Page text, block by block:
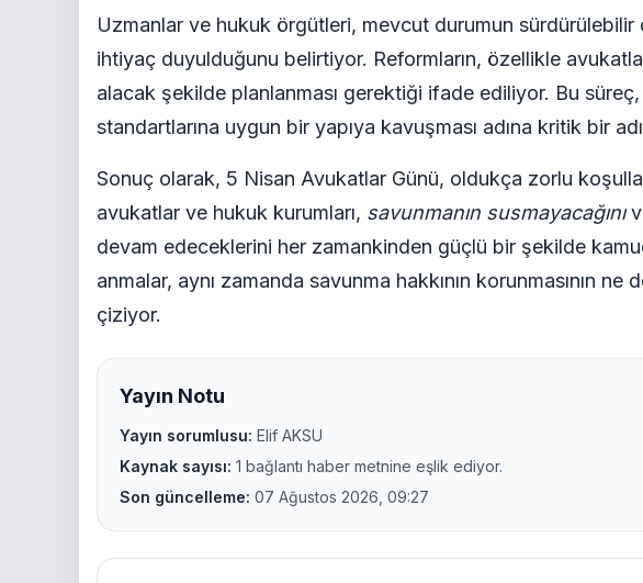
Uzmanlar ve hukuk örgütleri, mevcut durumun sürdürülebilir
ihtiyaç duyulduğunu belirtiyor. Reformların, özellikle
alacak şekilde planlanması gerektiği ifade ediliyor. Bu
standartlarına uygun bir yapıya kavuşması adına kritik bir
Sonuç olarak, 5 Nisan Avukatlar Günü, oldukça zorlu
avukatlar ve hukuk kurumları, savunmanın susmayacağını
devam edeceklerini her zamankinden güçlü bir şekilde
anmalar, aynı zamanda savunma hakkının korunmasının ne
çiziyor.
Yayın Notu
Yayın sorumlusu: Elif AKSU
Kaynak sayısı: 1 bağlantı haber metnine eşlik ediyor.
Son güncelleme: 07 Ağustos 2026, 09:27